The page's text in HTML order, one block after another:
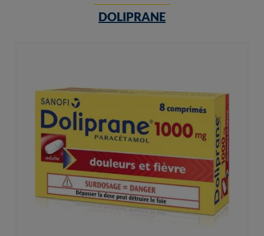
DOLIPRANE